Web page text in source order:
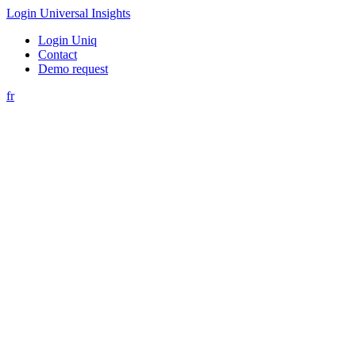
Login Universal Insights
Login Uniq
Contact
Demo request
fr